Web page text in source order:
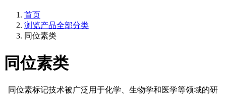
首页
浏览产品全部分类
同位素类
同位素类
同位素标记技术被广泛用于化学、生物学和医学等领域的研